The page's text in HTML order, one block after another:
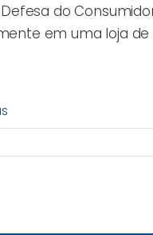
do
em uma loja